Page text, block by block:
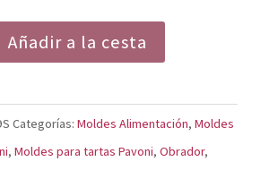
Añadir a la cesta
Categorías: Moldes Alimentación, Moldes
, Moldes para tartas Pavoni, Obrador,